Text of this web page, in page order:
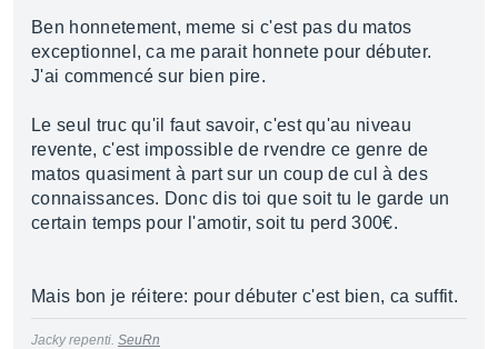
Ben honnetement, meme si c'est pas du matos
exceptionnel, ca me parait honnete pour débuter.
J'ai commencé sur bien pire.
Le seul truc qu'il faut savoir, c'est qu'au niveau
revente, c'est impossible de rvendre ce genre de
matos quasiment à part sur un coup de cul à des
connaissances. Donc dis toi que soit tu le garde un
certain temps pour l'amotir, soit tu perd 300€.
Mais bon je réitere: pour débuter c'est bien, ca suffit.
Jacky repenti. SeuRn